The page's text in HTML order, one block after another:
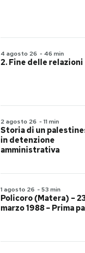
4 agosto 26 - 46 min
2. Fine delle relazioni
2 agosto 26 - 11 min
Storia di un
in detenzione
amministrativa
1 agosto 26 - 53 min
Policoro (Matera) –
marzo 1988 – Prima